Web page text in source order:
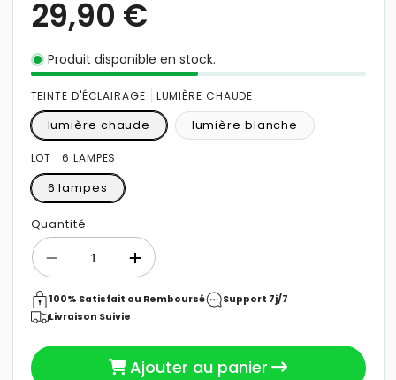
Prix
habituel
29,90 €
Produit disponible en stock.
TEINTE D'ÉCLAIRAGE
LUMIÈRE CHAUDE
lumière chaude
lumière blanche
LOT
6 LAMPES
6 lampes
Quantité
Réduire
la
quantité
de
solaire
Augmenter
la
quantité
solaire
extérieur
100% Satisfait ou Remboursé
Support 7j/7
Livraison Suivie
Ajouter au panier